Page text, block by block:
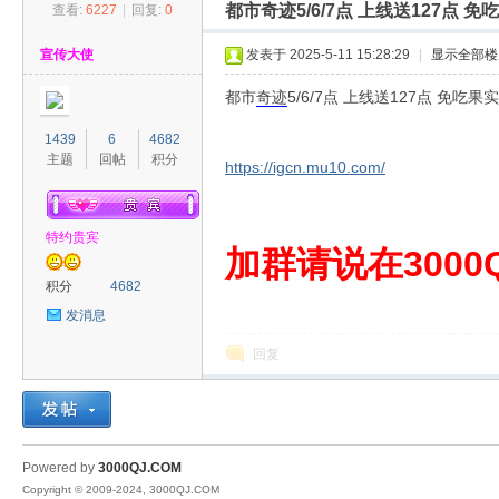
QJ
› ›
查看: 6227 回复: 0 都市奇迹5/6/7点 上线送127点 免
宣传大使
1439
主题
6
回帖
4682
积分
特约贵宾
积分
4682
发消息
发表于 2025-5-11 15:28:29 显示全部
都市奇迹5/6/7点 上线送127点 免吃果
https://igcn.mu10.com/
加群请说在
回复
Powered by 3000QJ.COM
Copyright © 2009-2024, 3000QJ.COM